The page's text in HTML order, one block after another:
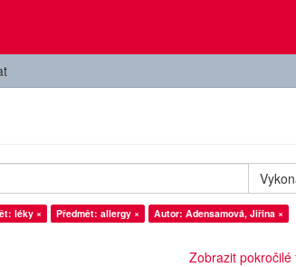
léky × Předmět: allergy ×
Autor: Adensamová, Jiřina ×
Zobrazit pokročilé